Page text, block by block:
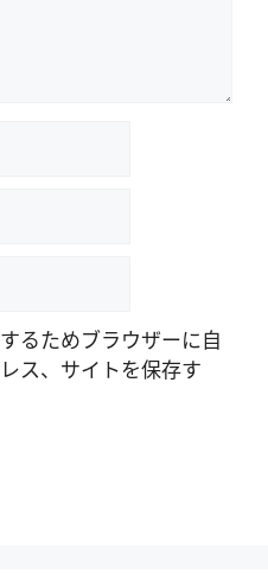
るためブラウザーに自
ス、サイトを保存す